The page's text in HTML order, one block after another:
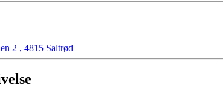
2 , 4815 Saltrød